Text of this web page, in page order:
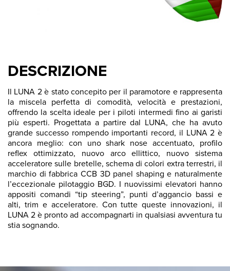
DESCRIZIONE
Il LUNA 2 è stato concepito per il paramotore e rappresenta
la miscela perfetta di comodità, velocità e prestazioni,
offrendo la scelta ideale per i piloti intermedi fino ai garisti
più esperti. Progettata a partire dal LUNA, che ha avuto
grande successo rompendo importanti record, il LUNA 2 è
ancora meglio: con uno shark nose accentuato, profilo
reflex ottimizzato, nuovo arco ellittico, nuovo sistema
acceleratore sulle bretelle, schema di colori extra terrestri, il
marchio di fabbrica CCB 3D panel shaping e naturalmente
l’eccezionale pilotaggio BGD. I nuovissimi elevatori hanno
appositi comandi “tip steering”, punti d’aggancio bassi e
alti, trim e acceleratore. Con tutte queste innovazioni, il
LUNA 2 è pronto ad accompagnarti in qualsiasi avventura tu
stia sognando.